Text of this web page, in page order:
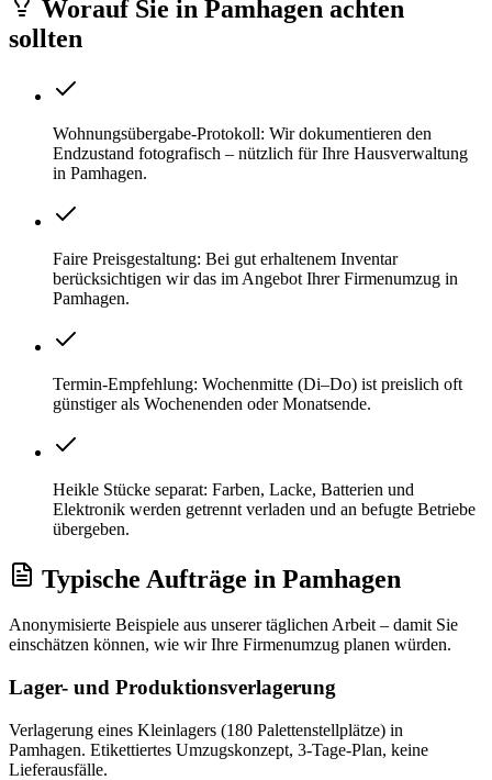
Worauf Sie in Pamhagen achten
sollten
Wohnungsübergabe-Protokoll: Wir dokumentieren den
Endzustand fotografisch – nützlich für Ihre Hausverwaltung
in Pamhagen.
Faire Preisgestaltung: Bei gut erhaltenem Inventar
berücksichtigen wir das im Angebot Ihrer Firmenumzug in
Pamhagen.
Termin-Empfehlung: Wochenmitte (Di–Do) ist preislich oft
günstiger als Wochenenden oder Monatsende.
Heikle Stücke separat: Farben, Lacke, Batterien und
Elektronik werden getrennt verladen und an befugte Betriebe
übergeben.
Typische Aufträge in Pamhagen
Anonymisierte Beispiele aus unserer täglichen Arbeit – damit Sie
einschätzen können, wie wir Ihre Firmenumzug planen würden.
Lager- und Produktionsverlagerung
Verlagerung eines Kleinlagers (180 Palettenstellplätze) in
Pamhagen. Etikettiertes Umzugskonzept, 3-Tage-Plan, keine
Lieferausfälle.